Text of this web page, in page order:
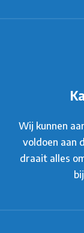
Wij kunnen
voldoen aan
draait alles